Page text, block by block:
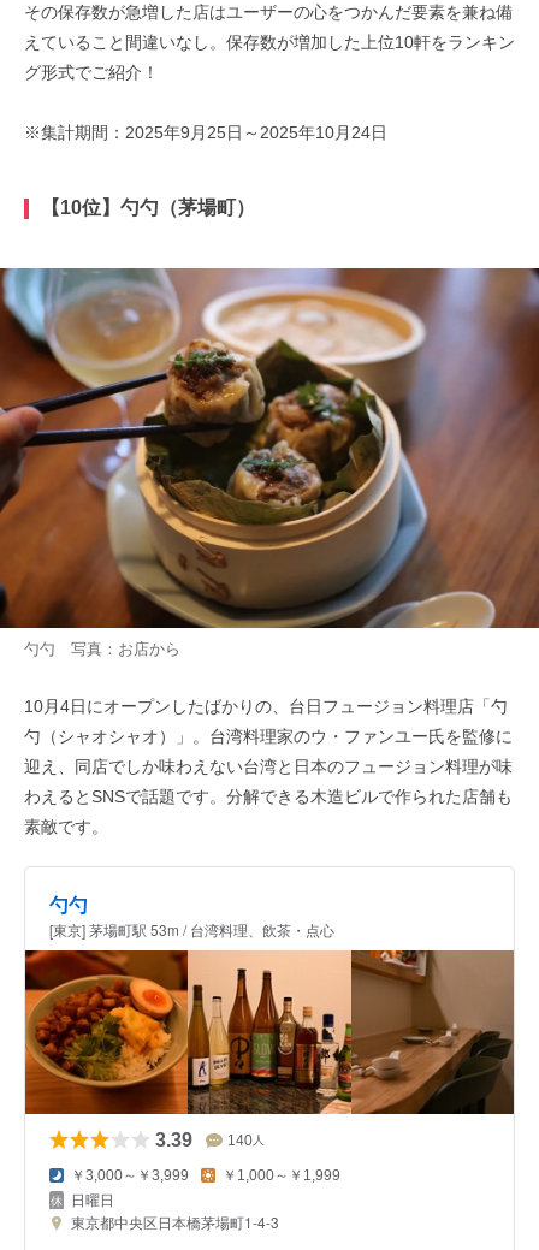
その保存数が急増した店はユーザーの心をつかんだ要素を兼ね備
えていること間違いなし。保存数が増加した上位10軒をランキン
グ形式でご紹介！
※集計期間：2025年9月25日～2025年10月24日
【10位】勺勺（茅場町）
勺勺 写真：お店から
10月4日にオープンしたばかりの、台日フュージョン料理店「勺
勺（シャオシャオ）」。台湾料理家のウ・ファンユー氏を監修に
迎え、同店でしか味わえない台湾と日本のフュージョン料理が味
わえるとSNSで話題です。分解できる木造ビルで作られた店舗も
素敵です。
勺勺
[東京] 茅場町駅 53m / 台湾料理、飲茶・点心
3.39 140 人
￥3,000～￥3,999 ￥1,000～￥1,999
日曜日
東京都中央区日本橋茅場町1-4-3